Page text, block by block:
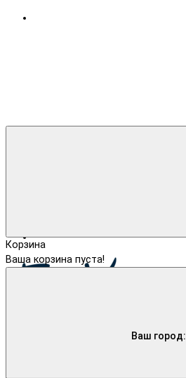
Ваш город:
Корзина
Ваша корзина пуста!